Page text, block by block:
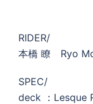
RIDER/
本橋 瞭 Ryo
SPEC/
deck ：Lesque